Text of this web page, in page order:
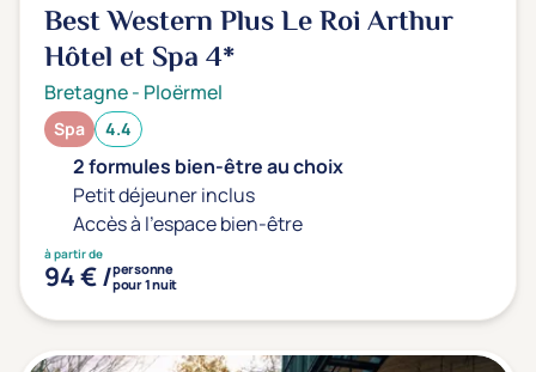
Best Western Plus Le Roi Arthur
Hôtel et Spa4*
Bretagne- Ploërmel
Spa 4.4
2 formules bien-être au choix
Petit déjeuner inclus
Accès à l'espace bien-être
à partir de
94 € /personne
pour 1 nuit